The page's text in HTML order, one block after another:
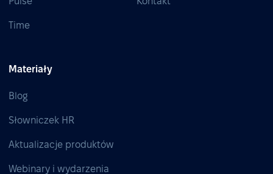
Time
Materiały
Blog
Słowniczek HR
Aktualizacje produktów
Webinary i wydarzenia